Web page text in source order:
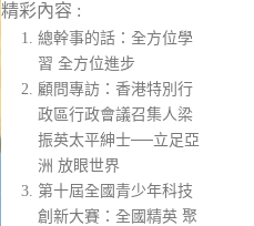
精彩內容 :
總幹事的話：全方位學
習 全方位進步
顧問專訪：香港特別行
政區行政會議召集人梁
振英太平紳士──立足亞
洲 放眼世界
第十屆全國青少年科技
創新大賽：全國精英 聚